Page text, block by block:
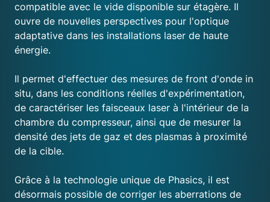
compatible avec le vide disponible sur étagère. Il
ouvre de nouvelles perspectives pour l'optique
adaptative dans les installations laser de haute
énergie.
Il permet d'effectuer des mesures de front d'onde in
situ, dans les conditions réelles d'expérimentation,
de caractériser les faisceaux laser à l'intérieur de la
chambre du compresseur, ainsi que de mesurer la
densité des jets de gaz et des plasmas à proximité
de la cible.
Grâce à la technologie unique de Phasics, il est
désormais possible de corriger les aberrations de